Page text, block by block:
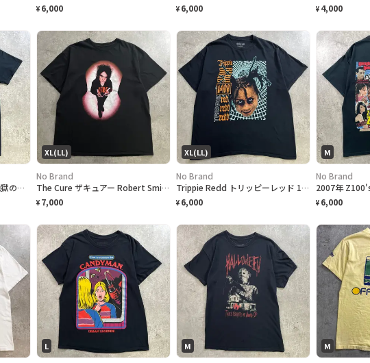
¥ 6,000 ¥ 6,000 ¥ 4,000
KISS キッス DESTROYER 地獄の軍団 アルバム アート プリント Tシャツ メンズS相当 古着 ロックT 黒色
XL(LL)
No Brand
The Cure ザキュアー Robert Smith ロバートスミス プリントTシャツ メンズXL 古着 バンドTシャツ 黒色
¥ 7,000
XL(LL)
No Brand
Trippie Redd トリッピーレッド 1400 フェイスフォト サイケデリック ラップTシャツ メンズXL 古着 ヒップホップ 黒
¥ 6,000
M
No Brand
¥ 6,000
L M M